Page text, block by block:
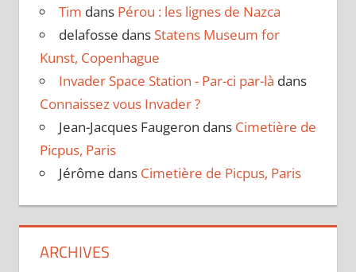
Tim dans Pérou : les lignes de Nazca
delafosse dans Statens Museum for
Kunst, Copenhague
Invader Space Station - Par-ci par-là dans
Connaissez vous Invader ?
Jean-Jacques Faugeron dans Cimetière de
Picpus, Paris
Jérôme dans Cimetière de Picpus, Paris
ARCHIVES